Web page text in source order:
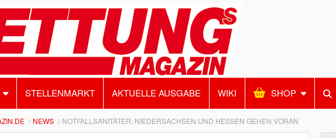
STELLENMARKT AKTUELLE AUSGABE WIKI SHOP
NEWS NOTFALLSANITÄTER: NIEDERSACHSEN UND HESSEN GEHEN VORAN